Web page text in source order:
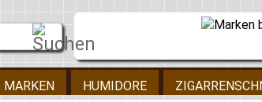
MARKEN HUMIDORE